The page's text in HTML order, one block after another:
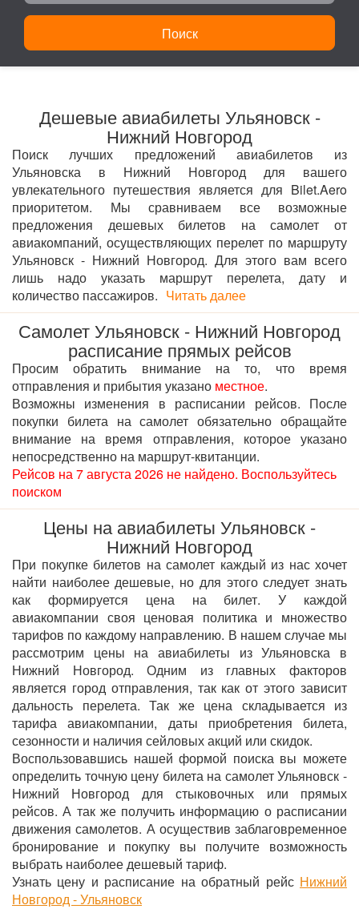
Поиск
Дешевые авиабилеты Ульяновск -
Нижний Новгород
Поиск лучших предложений авиабилетов из
Ульяновска в Нижний Новгород для вашего
увлекательного путешествия является для Bilet.Aero
приоритетом. Мы сравниваем все возможные
предложения дешевых билетов на самолет от
авиакомпаний, осуществляющих перелет по маршруту
Ульяновск - Нижний Новгород. Для этого вам всего
лишь надо указать маршрут перелета, дату и
количество пассажиров. Читать далее
Самолет Ульяновск - Нижний Новгород
расписание прямых рейсов
Просим обратить внимание на то, что время
отправления и прибытия указано местное.
Возможны изменения в расписании рейсов. После
покупки билета на самолет обязательно обращайте
внимание на время отправления, которое указано
непосредственно на маршрут-квитанции.
Рейсов на 7 августа 2026 не найдено. Воспользуйтесь
поиском
Цены на авиабилеты Ульяновск -
Нижний Новгород
При покупке билетов на самолет каждый из нас хочет
найти наиболее дешевые, но для этого следует знать
как формируется цена на билет. У каждой
авиакомпании своя ценовая политика и множество
тарифов по каждому направлению. В нашем случае мы
рассмотрим цены на авиабилеты из Ульяновска в
Нижний Новгород. Одним из главных факторов
является город отправления, так как от этого зависит
дальность перелета. Так же цена складывается из
тарифа авиакомпании, даты приобретения билета,
сезонности и наличия сейловых акций или скидок.
Воспользовавшись нашей формой поиска вы можете
определить точную цену билета на самолет Ульяновск -
Нижний Новгород для стыковочных или прямых
рейсов. А так же получить информацию о расписании
движения самолетов. А осуществив заблаговременное
бронирование и покупку вы получите возможность
выбрать наиболее дешевый тариф.
Узнать цену и расписание на обратный рейс Нижний
Новгород - Ульяновск